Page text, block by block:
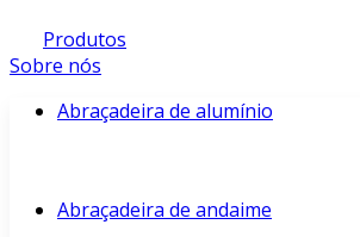
Produtos
Sobre nós
Abraçadeira de alumínio
Abraçadeira de andaime